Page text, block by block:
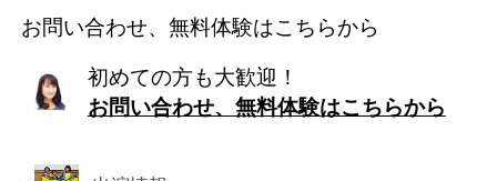
お問い合わせ、無料体験はこちらから
初めての方も大歓迎！
お問い合わせ、無料体験はこちらから